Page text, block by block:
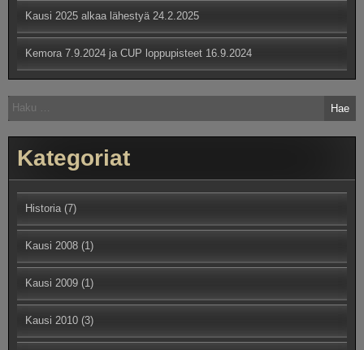
Kausi 2025 alkaa lähestyä 24.2.2025
Kemora 7.9.2024 ja CUP loppupisteet 16.9.2024
Haku:
Kategoriat
Historia (7)
Kausi 2008 (1)
Kausi 2009 (1)
Kausi 2010 (3)